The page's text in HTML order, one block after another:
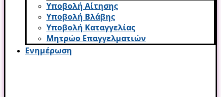
Υποβολή Αίτησης
Υποβολή Βλάβης
Υποβολή Καταγγελίας
Μητρώο Επαγγελματιών
Ενημέρωση